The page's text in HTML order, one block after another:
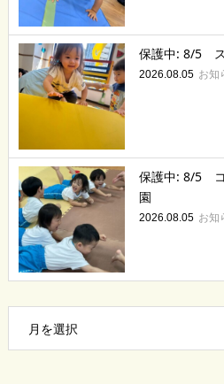
保護中: 8/5
2026.08.05 お知
保護中: 8/5
園
2026.08.05 お知
月を選択